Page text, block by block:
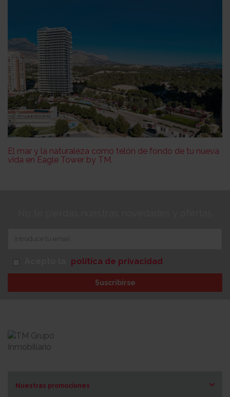
El mar y la naturaleza como telón de fondo de tu nueva
vida en Eagle Tower by TM.
política de privacidad
Suscribirse
Nuestras promociones